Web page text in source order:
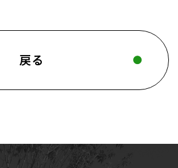
戻る